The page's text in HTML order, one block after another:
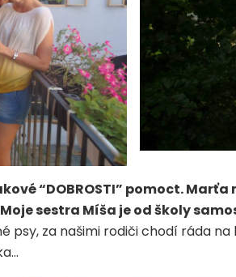
“DOBROSTI” pomoct.
Moje sestra Míša je od školy
psy, za našimi rodiči chodí ráda